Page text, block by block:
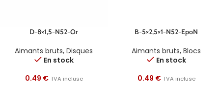
D-8×1,5-N52-Or
Aimants bruts, Disques
En stock
0.49 € TVA incluse
B-5×2,5×1-N52-EpoN
Aimants bruts, Blocs
En stock
0.49 € TVA incluse